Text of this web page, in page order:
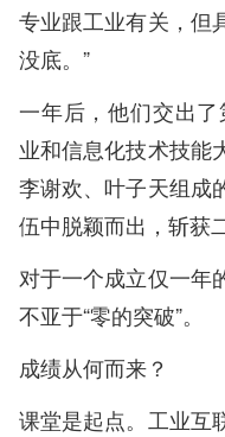
专业跟工业有关，但
没底。”
一年后，他们交出
业和信息化技术技能
李谢欢、叶子天组成
伍中脱颖而出，斩获
对于一个成立仅一年
不亚于“零的突破”。
成绩从何而来？
课堂是起点。工业互